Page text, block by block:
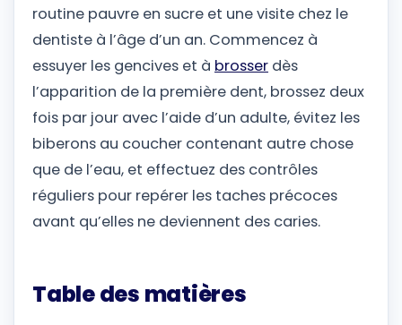
routine pauvre en sucre et une visite chez le
dentiste à l’âge d’un an. Commencez à
essuyer les gencives et à brosser dès
l’apparition de la première dent, brossez deux
fois par jour avec l’aide d’un adulte, évitez les
biberons au coucher contenant autre chose
que de l’eau, et effectuez des contrôles
réguliers pour repérer les taches précoces
avant qu’elles ne deviennent des caries.
Table des matières